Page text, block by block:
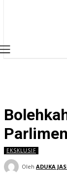
EKSKLUSIF
Oleh ADUKA